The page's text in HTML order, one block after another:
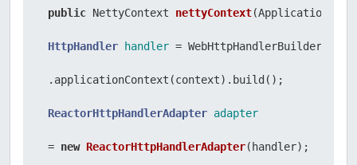
public NettyContext nettyContext
HttpHandler handler = WebHttpHandlerBuilder
.applicationContext(context).build();
ReactorHttpHandlerAdapter adapter
= new ReactorHttpHandlerAdapter(handler);